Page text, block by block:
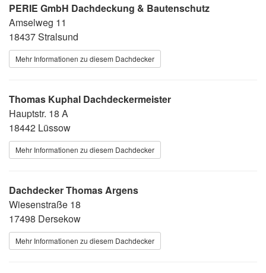
PERIE GmbH Dachdeckung & Bautenschutz
Amselweg 11
18437 Stralsund
Mehr Informationen zu diesem Dachdecker
Thomas Kuphal Dachdeckermeister
Hauptstr. 18 A
18442 Lüssow
Mehr Informationen zu diesem Dachdecker
Dachdecker Thomas Argens
Wiesenstraße 18
17498 Dersekow
Mehr Informationen zu diesem Dachdecker